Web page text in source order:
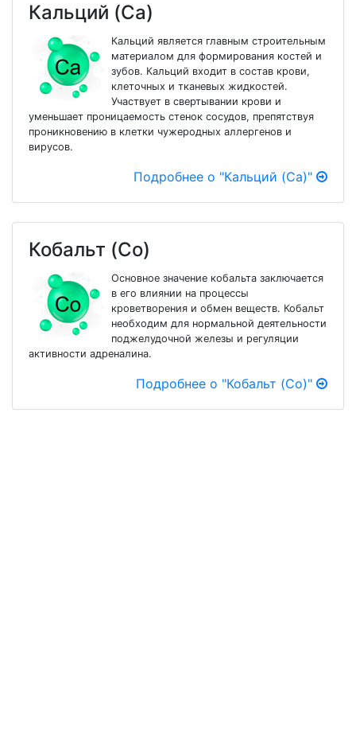
Кальций (Ca)
Кальций является главным строительным
материалом для формирования костей и
зубов. Кальций входит в состав крови,
клеточных и тканевых жидкостей.
Участвует в свертывании крови и
уменьшает проницаемость стенок сосудов, препятствуя
проникновению в клетки чужеродных аллергенов и
вирусов.
Подробнее о "Кальций (Ca)"
Кобальт (Co)
Основное значение кобальта заключается
в его влиянии на процессы
кроветворения и обмен веществ. Кобальт
необходим для нормальной деятельности
поджелудочной железы и регуляции
активности адреналина.
Подробнее о "Кобальт (Co)"